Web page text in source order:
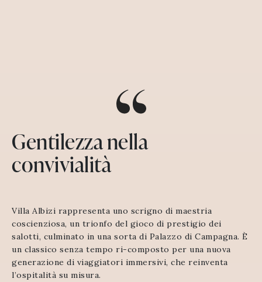
Gentilezza nella
convivialità
Villa Albizi rappresenta uno scrigno di maestria
coscienziosa, un trionfo del gioco di prestigio dei
salotti, culminato in una sorta di Palazzo di Campagna. È
un classico senza tempo ri-composto per una nuova
generazione di viaggiatori immersivi, che reinventa
l’ospitalità su misura.